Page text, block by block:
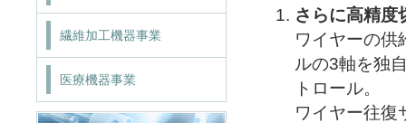
さらに高精度
ワイヤーの供
ルの3軸を独
トロール。
ワイヤー往復
繊維加工機器事業
医療機器事業